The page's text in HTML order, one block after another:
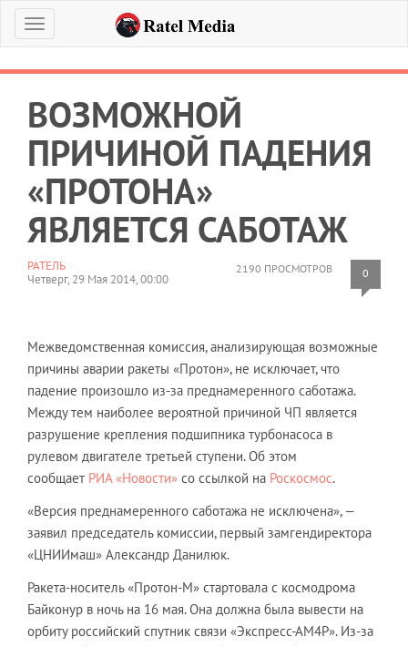
Меню
ВОЗМОЖНОЙ
ПРИЧИНОЙ ПАДЕНИЯ
«ПРОТОНА»
ЯВЛЯЕТСЯ САБОТАЖ
2190 ПРОСМОТРОВ 0
РАТЕЛЬ
Четверг, 29 Мая 2014, 00:00
Межведомственная комиссия, анализирующая возможные
причины аварии ракеты «Протон», не исключает, что
падение произошло из-за преднамеренного саботажа.
Между тем наиболее вероятной причиной ЧП является
разрушение крепления подшипника турбонасоса в
рулевом двигателе третьей ступени. Об этом
сообщает РИА «Новости» со ссылкой на Роскосмос.
«Версия преднамеренного саботажа не исключена», —
заявил председатель комиссии, первый замгендиректора
«ЦНИИмаш» Александр Данилюк.
Ракета-носитель «Протон-М» стартовала с космодрома
Байконур в ночь на 16 мая. Она должна была вывести на
орбиту российский спутник связи «Экспресс-АМ4Р». Из-за